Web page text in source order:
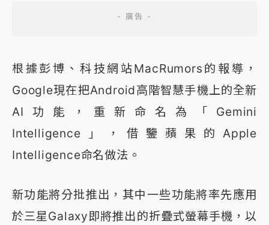
根據彭博、科技網站MacRumors的報導，
Google現在把Android高階智慧手機上的全新
AI功能，重新命名為「Gemini
Intelligence」，借鑒蘋果的Apple
Intelligence命名做法。
新功能將分批推出，其中一些功能將率先應用
於三星Galaxy即將推出的折疊式螢幕手機，以